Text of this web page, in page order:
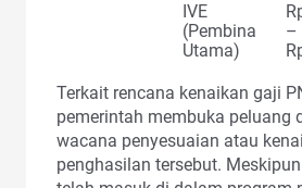
IVE
(Pembina
Utama)
–
Terkait rencana kenaikan gaji
pemerintah membuka peluang
wacana penyesuaian atau
penghasilan tersebut.